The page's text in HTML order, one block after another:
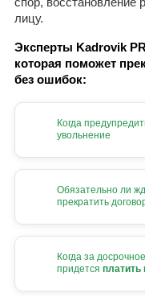
лицу.
Эксперты Kadrovik
которая поможет
без ошибок:
Когда
увольнение
Обязательно ли
прекратить
Когда за
придется платить